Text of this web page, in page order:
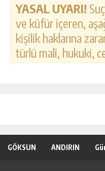
YASAL UYARI!
ve küfür içeren,
kişilik haklarına
türlü mali, hukuki,
GÖKSUN ANDIRIN